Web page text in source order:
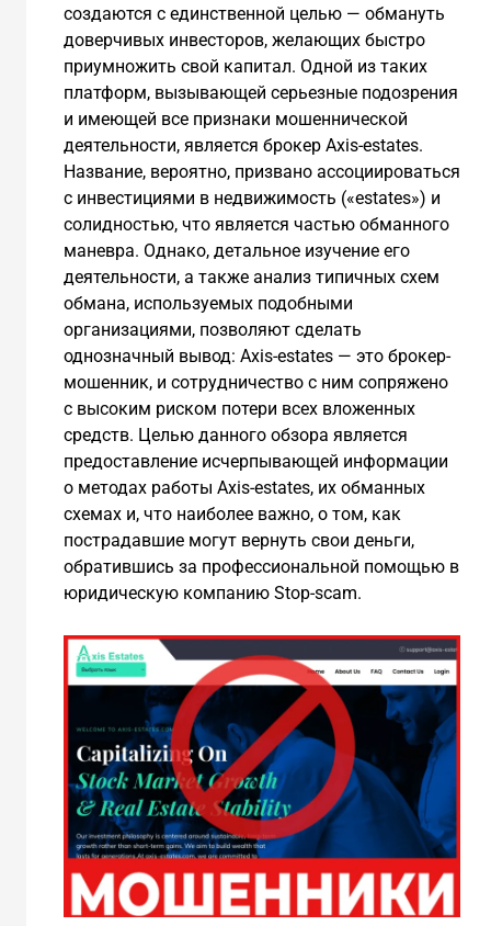
создаются с единственной целью — обмануть
доверчивых инвесторов, желающих быстро
приумножить свой капитал. Одной из таких
платформ, вызывающей серьезные подозрения
и имеющей все признаки мошеннической
деятельности, является брокер Axis-estates.
Название, вероятно, призвано ассоциироваться
с инвестициями в недвижимость («estates») и
солидностью, что является частью обманного
маневра. Однако, детальное изучение его
деятельности, а также анализ типичных схем
обмана, используемых подобными
организациями, позволяют сделать
однозначный вывод: Axis-estates — это брокер-
мошенник, и сотрудничество с ним сопряжено
с высоким риском потери всех вложенных
средств. Целью данного обзора является
предоставление исчерпывающей информации
о методах работы Axis-estates, их обманных
схемах и, что наиболее важно, о том, как
пострадавшие могут вернуть свои деньги,
обратившись за профессиональной помощью в
юридическую компанию Stop-scam.